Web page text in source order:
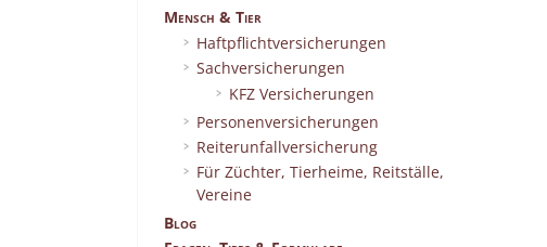
Mensch & Tier
Haftpflichtversicherungen
Sachversicherungen
KFZ Versicherungen
Personenversicherungen
Reiterunfallversicherung
Für Züchter, Tierheime, Reitställe,
Vereine
Blog